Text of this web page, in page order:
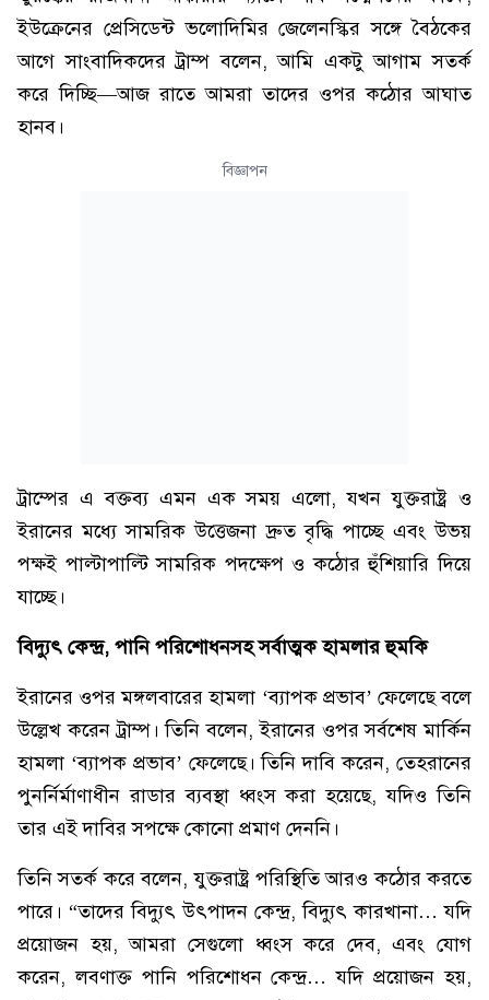
ইউক্রেনের প্রেসিডেন্ট ভলোদিমির জেলেনস্কির সঙ্গে বৈঠকের
আগে সাংবাদিকদের ট্রাম্প বলেন, আমি একটু আগাম সতর্ক
করে দিচ্ছি—আজ রাতে আমরা তাদের ওপর কঠোর আঘাত
হানব।
বিজ্ঞাপন
ট্রাম্পের এ বক্তব্য এমন এক সময় এলো, যখন যুক্তরাষ্ট্র ও
ইরানের মধ্যে সামরিক উত্তেজনা দ্রুত বৃদ্ধি পাচ্ছে এবং উভয়
পক্ষই পাল্টাপাল্টি সামরিক পদক্ষেপ ও কঠোর হুঁশিয়ারি দিয়ে
যাচ্ছে।
বিদ্যুৎ কেন্দ্র, পানি পরিশোধনসহ সর্বাত্মক হামলার হুমকি
ইরানের ওপর মঙ্গলবারের হামলা ‘ব্যাপক প্রভাব’ ফেলেছে বলে
উল্লেখ করেন ট্রাম্প। তিনি বলেন, ইরানের ওপর সর্বশেষ মার্কিন
হামলা ‘ব্যাপক প্রভাব’ ফেলেছে। তিনি দাবি করেন, তেহরানের
পুনর্নির্মাণাধীন রাডার ব্যবস্থা ধ্বংস করা হয়েছে, যদিও তিনি
তার এই দাবির সপক্ষে কোনো প্রমাণ দেননি।
তিনি সতর্ক করে বলেন, যুক্তরাষ্ট্র পরিস্থিতি আরও কঠোর করতে
পারে। “তাদের বিদ্যুৎ উৎপাদন কেন্দ্র, বিদ্যুৎ কারখানা… যদি
প্রয়োজন হয়, আমরা সেগুলো ধ্বংস করে দেব, এবং যোগ
করেন, লবণাক্ত পানি পরিশোধন কেন্দ্র… যদি প্রয়োজন হয়,